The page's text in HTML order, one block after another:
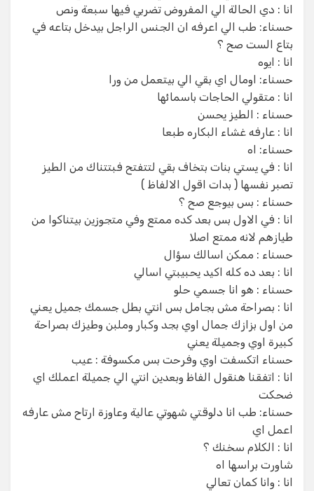
‏انا : دي الحالة الي المفروض تضربي فيها سبعة ونص
حسناء: طب الي اعرفه ان الجنس الراجل بيدخل بتاعه في
بتاع الست صح ؟
‏انا : ايوه
حسناء: اومال اي بقي الي بيتعمل من ورا
‏انا : متقولي الحاجات باسمائها
حسناء : الطيز يحسن
انا : عارفه غشاء البكاره طبعا
حسناء: اه
انا : في يستي بنات بتخاف بقي لتتفتح فبتتناك من الطيز
تصبر نفسها ( بدات اقول الالفاظ )
حسناء : بس بيوجع صح ؟
انا : في الاول بس بعد كده ممتع وفي متجوزين بيتناكوا من
طيازهم لانه ممتع اصلا
حسناء : ممكن اسالك سؤال
انا : بعد ده كله اكيد يحبيبتي اسالي
حسناء : هو انا جسمي حلو
انا : بصراحة مش بجامل بس انتي بطل جسمك جميل يعني
من اول بزازك جمال اوي بجد وكبار وملبن وطيزك بصراحة
كبيرة اوي وجميلة يعني
حسناء اتكسفت اوي وفرحت بس مكسوفة : عيب
انا : اتفقنا هنقول الفاظ وبعدين انتي الي جميلة اعملك اي
ضحكت
حسناء: طب انا دلوقتي شهوتي عالية وعاوزة ارتاح مش عارفه
اعمل اي
انا : الكلام سخنك ؟
شاورت براسها اه
انا : وانا كمان تعالي